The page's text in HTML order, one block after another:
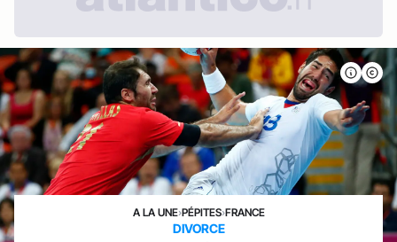
A LA UNE›PÉPITES›FRANCE
DIVORCE